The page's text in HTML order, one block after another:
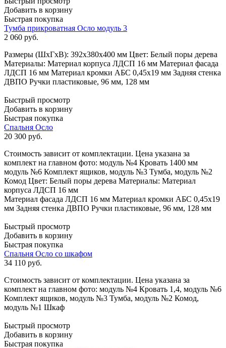
Добавить в корзину
Быстрая покупка
Тумба прикроватная Осло модуль 3
2 060 руб.
Размеры (ШхГхВ): 392x380x400 мм Цвет: Белый поры дерева
Материалы: Материал корпуса ЛДСП 16 мм Материал фасада
ЛДСП 16 мм Материал кромки АБС 0,45х19 мм Задняя стенка
ДВПО Ручки пластиковые, 96 мм, 128 мм
Быстрый просмотр
Добавить в корзину
Быстрая покупка
Спальня Осло
20 300 руб.
Стоимость зависит от комплектации. Цена указана за
комплект на главном фото: модуль №4 Кровать 1400 мм
модуль №6 Комплект ящиков, модуль №3 Тумба, модуль №2
Комод Цвет: Белый поры дерева Материалы: Материал
корпуса ЛДСП 16 мм
Материал фасада ЛДСП 16 мм Материал кромки АБС 0,45х19
мм Задняя стенка ДВПО Ручки пластиковые, 96 мм, 128 мм
Быстрый просмотр
Добавить в корзину
Быстрая покупка
Спальня Осло со шкафом
34 110 руб.
Стоимость зависит от комплектации. Цена указана за
комплект на главном фото: модуль №4 Кровать 1,4, модуль №6
Комплект ящиков, модуль №3 Тумба, модуль №2 Комод,
модуль №1 Шкаф
Быстрый просмотр
Добавить в корзину
Быстрая покупка